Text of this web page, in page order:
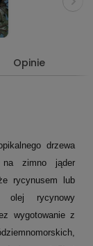
Opinie
drzewa
na zimno jąder
rycynusem lub
olej rycynowy
wygotowanie z